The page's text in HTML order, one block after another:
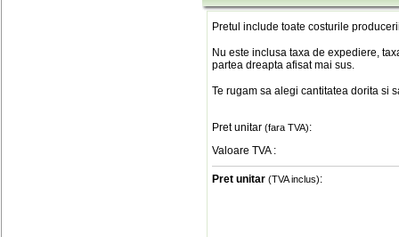
Pretul include toate costurile
Nu este inclusa taxa de expediere,
partea dreapta afisat mai sus.
Te rugam sa alegi cantitatea dorita si
Pret unitar (fara TVA):
Valoare TVA :
Pret unitar (TVA inclus):